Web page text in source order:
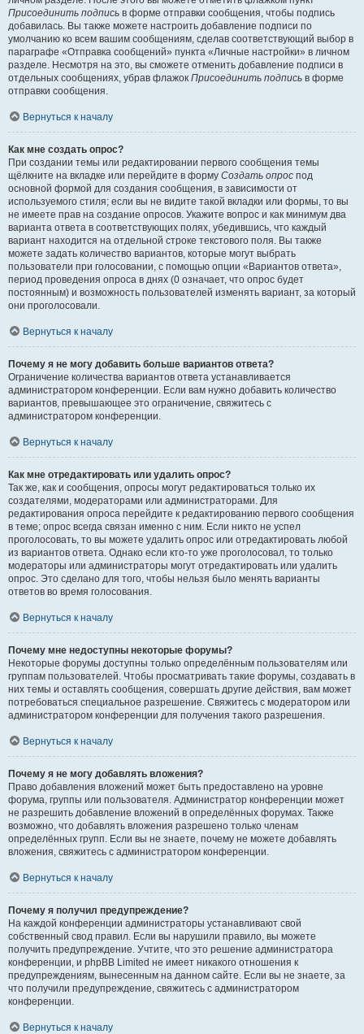
Присоединить подпись в форме отправки сообщения, чтобы подпись
добавилась. Вы также можете настроить добавление подписи по
умолчанию ко всем вашим сообщениям, сделав соответствующий выбор в
параграфе «Отправка сообщений» пункта «Личные настройки» в личном
разделе. Несмотря на это, вы сможете отменить добавление подписи в
отдельных сообщениях, убрав флажок Присоединить подпись в форме
отправки сообщения.
Вернуться к началу
Как мне создать опрос?
При создании темы или редактировании первого сообщения темы
щёлкните на вкладке или перейдите в форму Создать опрос под
основной формой для создания сообщения, в зависимости от
используемого стиля; если вы не видите такой вкладки или формы, то вы
не имеете прав на создание опросов. Укажите вопрос и как минимум два
варианта ответа в соответствующих полях, убедившись, что каждый
вариант находится на отдельной строке текстового поля. Вы также
можете задать количество вариантов, которые могут выбрать
пользователи при голосовании, с помощью опции «Вариантов ответа»,
период проведения опроса в днях (0 означает, что опрос будет
постоянным) и возможность пользователей изменять вариант, за который
они проголосовали.
Вернуться к началу
Почему я не могу добавить больше вариантов ответа?
Ограничение количества вариантов ответа устанавливается
администратором конференции. Если вам нужно добавить количество
вариантов, превышающее это ограничение, свяжитесь с
администратором конференции.
Вернуться к началу
Как мне отредактировать или удалить опрос?
Так же, как и сообщения, опросы могут редактироваться только их
создателями, модераторами или администраторами. Для
редактирования опроса перейдите к редактированию первого сообщения
в теме; опрос всегда связан именно с ним. Если никто не успел
проголосовать, то вы можете удалить опрос или отредактировать любой
из вариантов ответа. Однако если кто-то уже проголосовал, то только
модераторы или администраторы могут отредактировать или удалить
опрос. Это сделано для того, чтобы нельзя было менять варианты
ответов во время голосования.
Вернуться к началу
Почему мне недоступны некоторые форумы?
Некоторые форумы доступны только определённым пользователям или
группам пользователей. Чтобы просматривать такие форумы, создавать в
них темы и оставлять сообщения, совершать другие действия, вам может
потребоваться специальное разрешение. Свяжитесь с модератором или
администратором конференции для получения такого разрешения.
Вернуться к началу
Почему я не могу добавлять вложения?
Право добавления вложений может быть предоставлено на уровне
форума, группы или пользователя. Администратор конференции может
не разрешить добавление вложений в определённых форумах. Также
возможно, что добавлять вложения разрешено только членам
определённых групп. Если вы не знаете, почему не можете добавлять
вложения, свяжитесь с администратором конференции.
Вернуться к началу
Почему я получил предупреждение?
На каждой конференции администраторы устанавливают свой
собственный свод правил. Если вы нарушили правило, вы можете
получить предупреждение. Учтите, что это решение администратора
конференции, и phpBB Limited не имеет никакого отношения к
предупреждениям, вынесенным на данном сайте. Если вы не знаете, за
что получили предупреждение, свяжитесь с администратором
конференции.
Вернуться к началу